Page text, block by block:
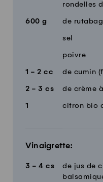
rondelles
600 g de
sel
poivre
1 - 2 cc de cumin
2 - 3 cs de crème
1 citron bio
Vinaigrette:
3 - 4 cs
de jus de